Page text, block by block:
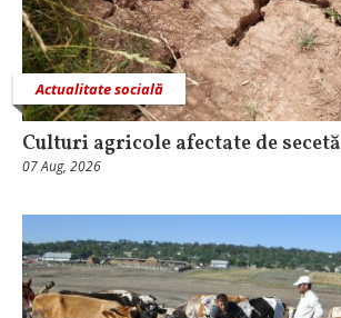
Actualitate socială
Culturi agricole afectate de secetă
07 Aug, 2026